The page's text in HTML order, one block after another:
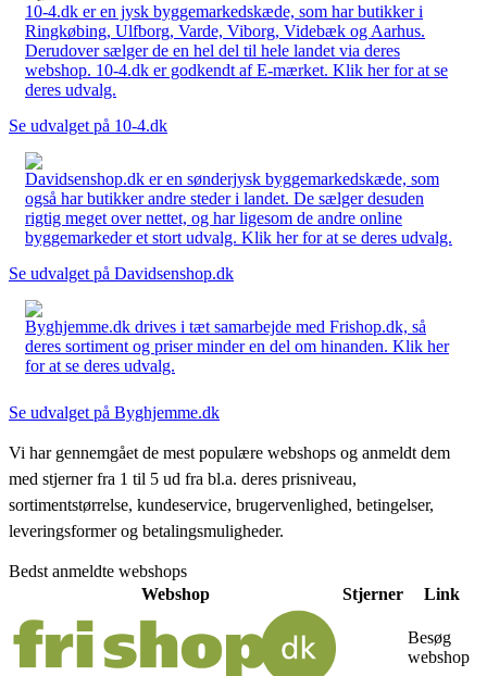
10-4.dk er en jysk byggemarkedskæde, som har butikker i
Ringkøbing, Ulfborg, Varde, Viborg, Videbæk og Aarhus.
Derudover sælger de en hel del til hele landet via deres
webshop. 10-4.dk er godkendt af E-mærket. Klik her for at se
deres udvalg.
Se udvalget på 10-4.dk
Davidsenshop.dk er en sønderjysk byggemarkedskæde, som
også har butikker andre steder i landet. De sælger desuden
rigtig meget over nettet, og har ligesom de andre online
byggemarkeder et stort udvalg. Klik her for at se deres udvalg.
Se udvalget på Davidsenshop.dk
Byghjemme.dk drives i tæt samarbejde med Frishop.dk, så
deres sortiment og priser minder en del om hinanden. Klik her
for at se deres udvalg.
Se udvalget på Byghjemme.dk
Vi har gennemgået de mest populære webshops og anmeldt dem
med stjerner fra 1 til 5 ud fra bl.a. deres prisniveau,
sortimentstørrelse, kundeservice, brugervenlighed, betingelser,
leveringsformer og betalingsmuligheder.
Bedst anmeldte webshops
Webshop
Stjerner Link
Besøg
webshop